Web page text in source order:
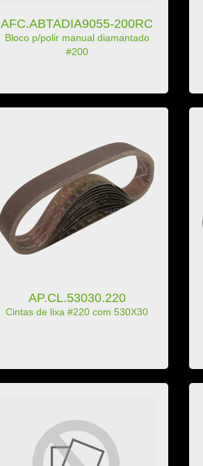
AFC.ABTADIA9055-200RC
Bloco p/polir manual diamantado
#200
AP.CL.53030.220
Cintas de lixa #220 com 530X30